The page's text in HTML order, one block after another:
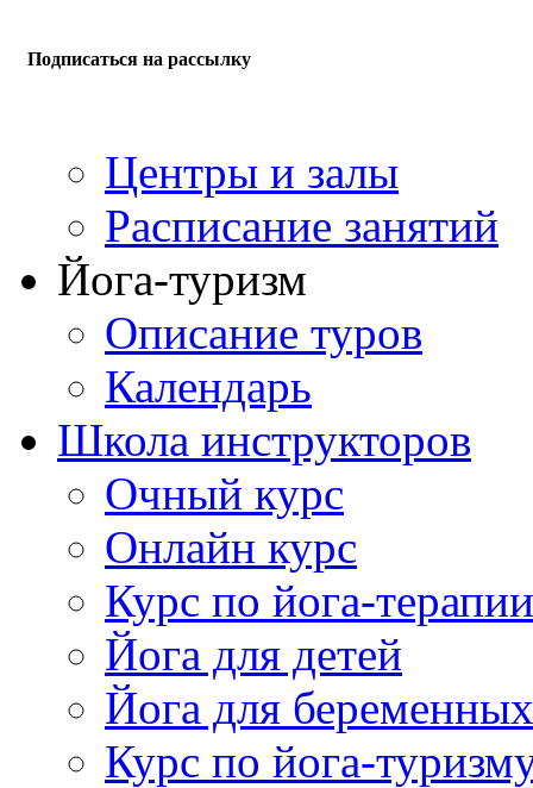
Подписаться на рассылку
Центры и залы
Расписание занятий
Йога-туризм
Описание туров
Календарь
Школа инструкторов
Очный курс
Онлайн курс
Курс по йога-терапии
Йога для детей
Йога для беременных
Курс по йога-